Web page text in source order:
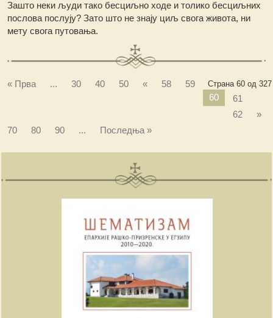
Зашто неки људи тако бесциљно ходе и толико бесциљних
послова послују? Зато што не знају циљ свога живота, ни
мету свога путовања.
Страна 60 од 327
« Прва ... 30 40 50 « 58
59
60
61
62
»
70
80 90 ... Последња »